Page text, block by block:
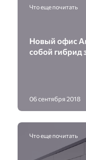
Что еще почитать
Новый офис
собой гибрид
06 сентября 2018
Что еще почитать